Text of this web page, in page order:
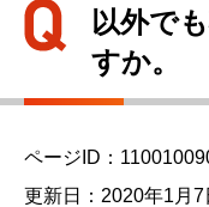
以外で
すか。
ページID：
更新日：2020年1月7